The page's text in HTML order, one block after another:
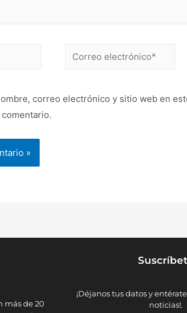
correo electrónico y sitio web en
más de 20
¡Déjanos tus datos y
noticias!.